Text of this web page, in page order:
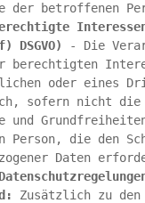
der betroffenen
- Die
berechtigten
oder eines
sofern nicht die
und
Person, die den
Daten
Zusätzlich zu den